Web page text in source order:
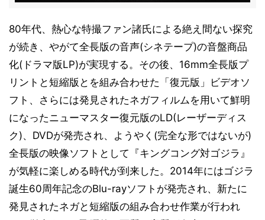
80年代、熱心な特撮ファン諸氏による絶え間ない探究
が続き、やがて全長版の音声(シネテープ)の音盤商品
化(ドラマ版LP)が実現する。その後、16mm全長版プ
リントと短縮版とを組み合わせた「復元版」ビデオソ
フト、さらには発見されたネガフィルムを用いて鮮明
になったニューマスター復元版のLD(レーザーディス
ク)、DVDが発売され、ようやく(完全な形ではないが)
全長版の映像ソフトとして『キングコング対ゴジラ』
が気軽に楽しめる時代が到来した。2014年にはゴジラ
誕生60周年記念のBlu-rayソフトが発売され、新たに
発見されたネガと短縮版の組み合わせ作業が行われ